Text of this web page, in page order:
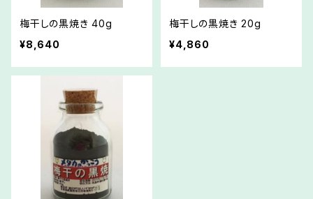
梅干しの黒焼き 40g
¥8,640
梅干しの黒焼き 20g
¥4,860